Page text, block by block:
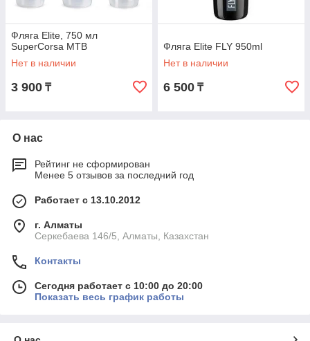
Фляга Elite, 750 мл
SuperCorsa MTB
Нет в наличии
3 900 ₸
Фляга Elite FLY 950ml
Нет в наличии
6 500 ₸
О нас
Рейтинг не сформирован
Менее 5 отзывов за последний год
Работает с 13.10.2012
г. Алматы
Серкебаева 146/5, Алматы, Казахстан
Контакты
Сегодня работает с 10:00 до 20:00
Показать весь график работы